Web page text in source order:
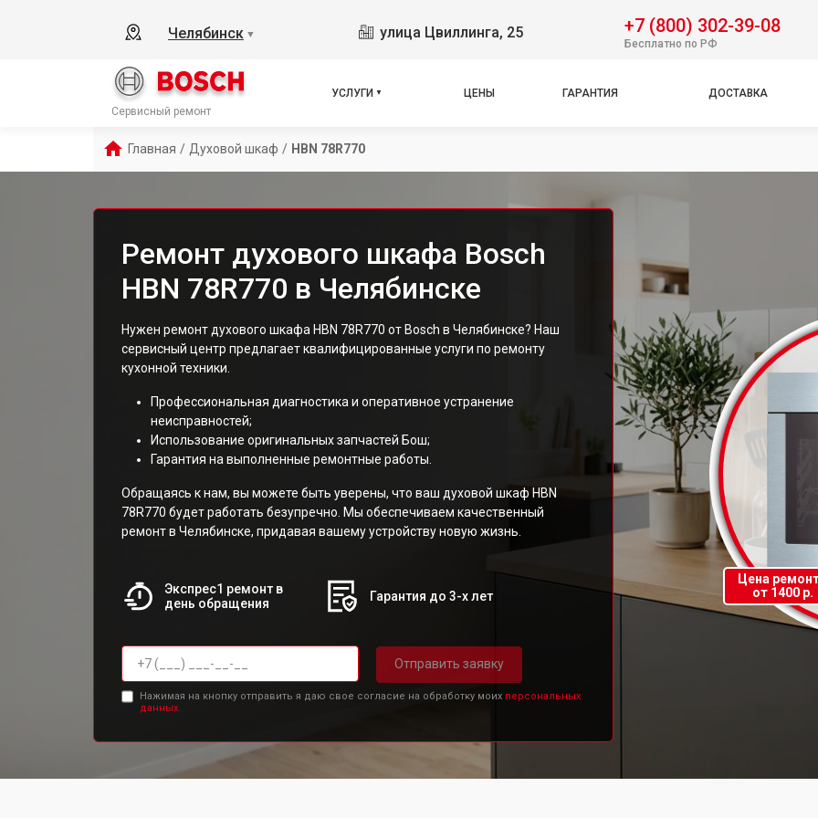
Челябинск ▼ улица Цвиллинга, 25 +7 (800) 302-39-08
Бесплатно по РФ
Сервисный ремонт
УСЛУГИ ЦЕНЫ ГАРАНТИЯ ДОСТАВКА
Главная / Духовой шкаф / HBN 78R770
Ремонт духового шкафа Bosch
HBN 78R770 в Челябинске
Нужен ремонт духового шкафа HBN 78R770 от Bosch в Челябинске? Наш
сервисный центр предлагает квалифицированные услуги по ремонту
кухонной техники.
Профессиональная диагностика и оперативное устранение
неисправностей;
Использование оригинальных запчастей Бош;
Гарантия на выполненные ремонтные работы.
Обращаясь к нам, вы можете быть уверены, что ваш духовой шкаф HBN
78R770 будет работать безупречно. Мы обеспечиваем качественный
ремонт в Челябинске, придавая вашему устройству новую жизнь.
Экспрес1 ремонт в
день обращения
Гарантия до 3-х лет
Отправить заявку
Нажимая на кнопку отправить я даю свое согласие на обработку моих персональных
данных.
Цена
от 1400 р.